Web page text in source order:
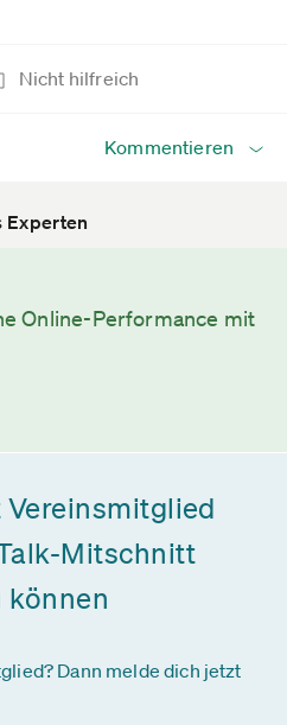
Nicht hilfreich
Kommentieren
Experten
Online-Performance mit
Vereinsmitglied
Mitschnitt
können
Dann melde dich jetzt